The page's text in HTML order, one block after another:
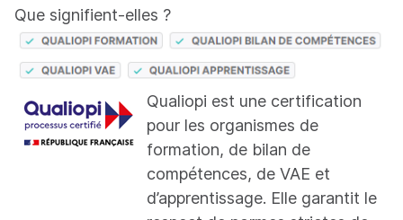
Que signifient-elles ?
Qualiopi est une certification
pour les organismes de
formation, de bilan de
compétences, de VAE et
d’apprentissage. Elle garantit le